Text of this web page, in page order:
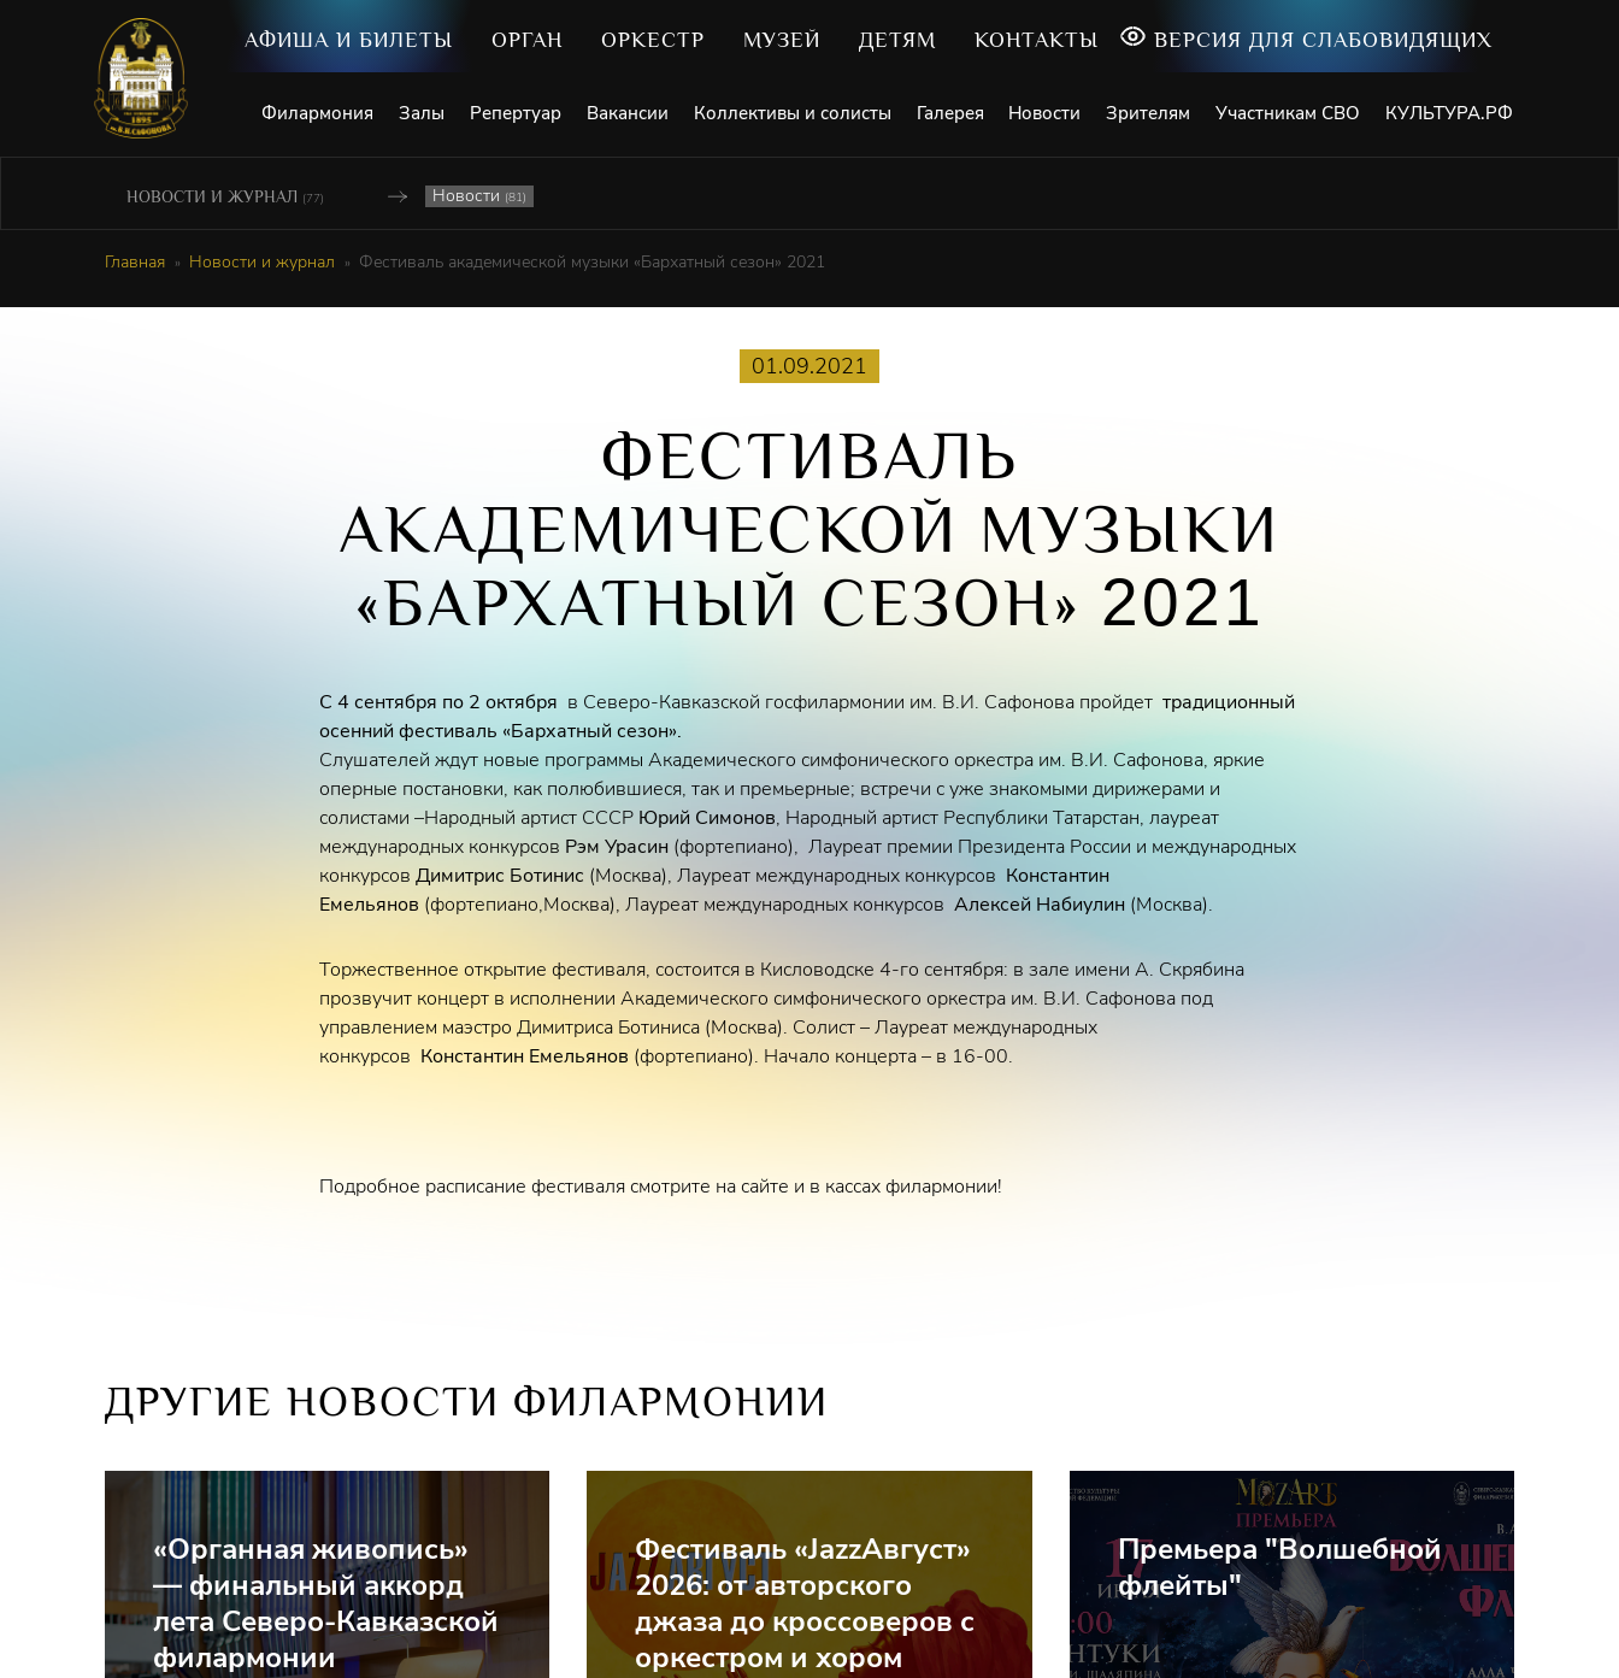
АФИША И БИЛЕТЫ ОРГАН ОРКЕСТР МУЗЕЙ ДЕТЯМ КОНТАКТЫ ВЕРСИЯ ДЛЯ СЛАБОВИДЯЩИХ
Филармония Залы Репертуар Вакансии Коллективы и солисты Галерея Новости Зрителям Участникам СВО КУЛЬТУРА.РФ
НОВОСТИ И ЖУРНАЛ (77) Новости (81)
Главная Новости и журнал Фестиваль академической музыки «Бархатный сезон» 2021
01.09.2021
ФЕСТИВАЛЬ
АКАДЕМИЧЕСКОЙ МУЗЫКИ
«БАРХАТНЫЙ СЕЗОН» 2021
С 4 сентября по 2 октября в Северо-Кавказской госфилармонии им. В.И. Сафонова пройдет традиционный
осенний фестиваль «Бархатный сезон».
Слушателей ждут новые программы Академического симфонического оркестра им. В.И. Сафонова, яркие
оперные постановки, как полюбившиеся, так и премьерные; встречи с уже знакомыми дирижерами и
солистами –Народный артист СССР Юрий Симонов, Народный артист Республики Татарстан, лауреат
международных конкурсов Рэм Урасин (фортепиано), Лауреат премии Президента России и международных
конкурсов Димитрис Ботинис (Москва), Лауреат международных конкурсов Константин
Емельянов (фортепиано,Москва), Лауреат международных конкурсов Алексей Набиулин(Москва).
Торжественное открытие фестиваля, состоится в Кисловодске 4-го сентября: в зале имени А. Скрябина
прозвучит концерт в исполнении Академического симфонического оркестра им. В.И. Сафонова под
управлением маэстро Димитриса Ботиниса (Москва). Солист – Лауреат международных
конкурсов Константин Емельянов (фортепиано). Начало концерта – в 16-00.
Подробное расписание фестиваля смотрите на сайте и в кассах филармонии!
ДРУГИЕ НОВОСТИ ФИЛАРМОНИИ
«Органная живопись»
— финальный аккорд
лета Северо-Кавказской
филармонии
Фестиваль «JazzАвгуст»
2026: от авторского
джаза до кроссоверов с
оркестром и хором
Премьера "Волшебной
флейты"